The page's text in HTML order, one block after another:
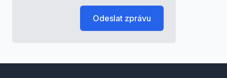
Odeslat zprávu